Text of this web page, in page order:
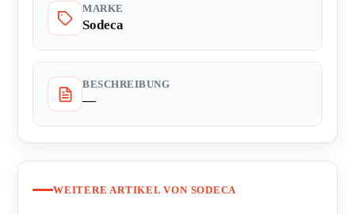
MARKE
Sodeca
BESCHREIBUNG
—
WEITERE ARTIKEL VON SODECA